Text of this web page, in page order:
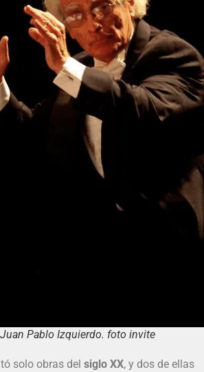
Juan Pablo Izquierdo. foto invite
solo obras del siglo XX, y dos de ellas